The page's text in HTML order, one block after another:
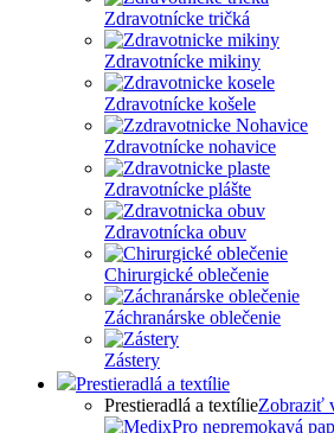
Zdravotnícke tričká
Zdravotnícke mikiny
Zdravotnícke košele
Zdravotnícke nohavice
Zdravotnícke plášte
Zdravotnícka obuv
Chirurgické oblečenie
Záchranárske oblečenie
Zástery
Prestieradlá a textílie
Prestieradlá a textílieZobraziť